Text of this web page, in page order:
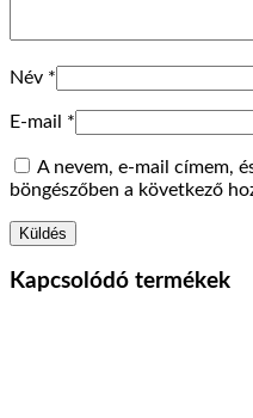
Név *
E-mail *
A nevem, e-mail címem,
böngészőben a következő
Kapcsolódó termékek